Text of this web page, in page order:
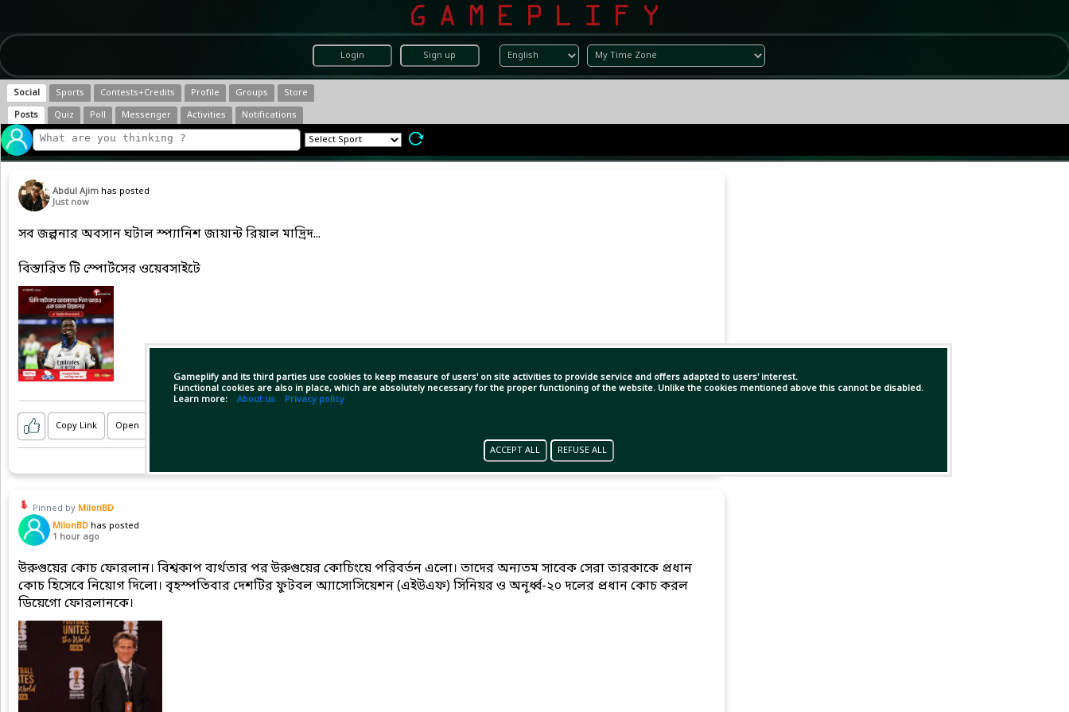
Login Sign up
Gameplify and its third parties use cookies to keep measure of users' on site activities to provide service and offers adapted to users' interest.
Functional cookies are also in place, which are absolutely necessary for the proper functioning of the website. Unlike the cookies mentioned above this cannot be disabled.
Learn more: About us Privacy policy
ACCEPT ALL REFUSE ALL
Social Sports Contests+Credits Profile Groups
Store
Posts
Quiz Poll Messenger Activities Notifications
Abdul Ajim has posted
Just now
সব জল্পনার অবসান ঘটাল স্প্যানিশ জায়ান্ট রিয়াল মাদ্রিদ...
বিস্তারিত টি স্পোর্টসের ওয়েবসাইটে
Copy Link Open
Pinned by MilonBD
MilonBD has posted
1 hour ago
উরুগুয়ের কোচ ফোরলান। বিশ্বকাপ ব্যর্থতার পর উরুগুয়ের কোচিংয়ে পরিবর্তন এলো। তাদের অন্যতম সাবেক সেরা তারকাকে প্রধান
কোচ হিসেবে নিয়োগ দিলো। বৃহস্পতিবার দেশটির ফুটবল অ্যাসোসিয়েশন (এইউএফ) সিনিয়র ও অনূর্ধ্ব-২০ দলের প্রধান কোচ করল
ডিয়েগো ফোরলানকে।